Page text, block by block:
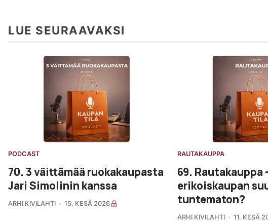
LUE SEURAAVAKSI
PODCAST
70. 3 väittämää ruokakaupasta
Jari Simolinin kanssa
ARHI KIVILAHTI 15. KESÄ 2026
RAUTAKAUPPA
69. Rautakauppa -
erikoiskaupan
tuntematon?
ARHI KIVILAHTI 11. KESÄ